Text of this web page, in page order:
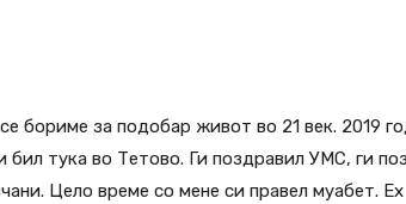
бориме за подобар живот во 21 век. 2019
бил тука во Тетово. Ги поздравил УМС, ги
Цело време со мене си правел муабет. Ех